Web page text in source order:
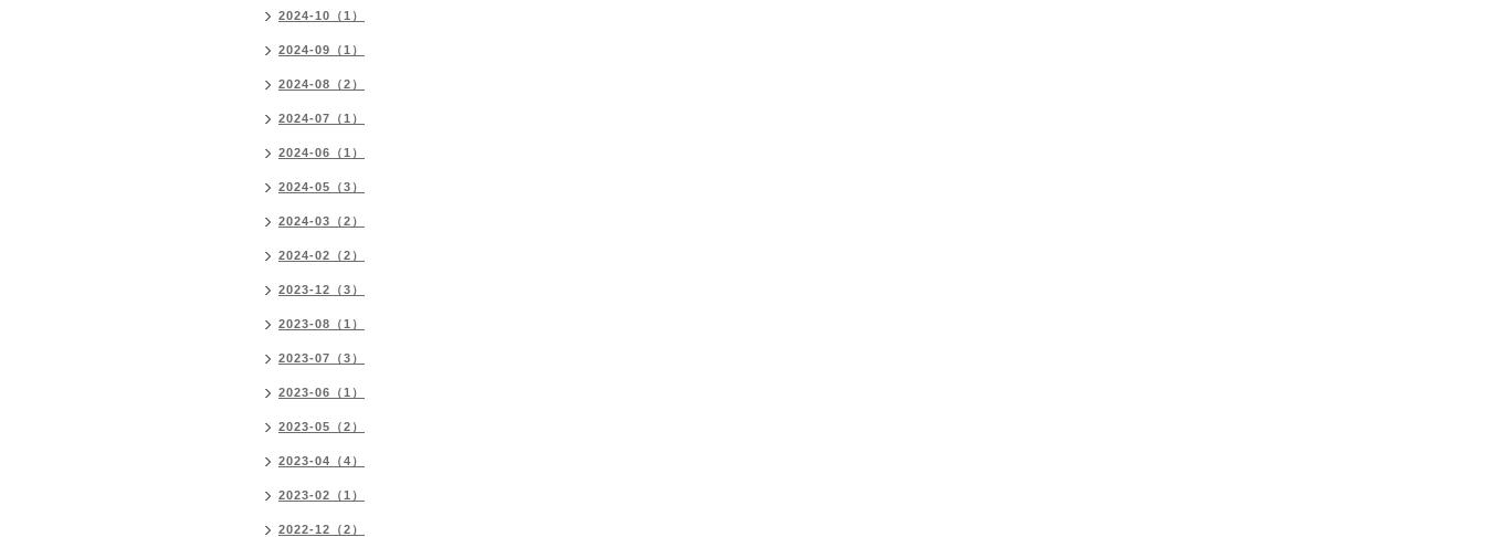
2024-10（1）
2024-09（1）
2024-08（2）
2024-07（1）
2024-06（1）
2024-05（3）
2024-03（2）
2024-02（2）
2023-12（3）
2023-08（1）
2023-07（3）
2023-06（1）
2023-05（2）
2023-04（4）
2023-02（1）
2022-12（2）